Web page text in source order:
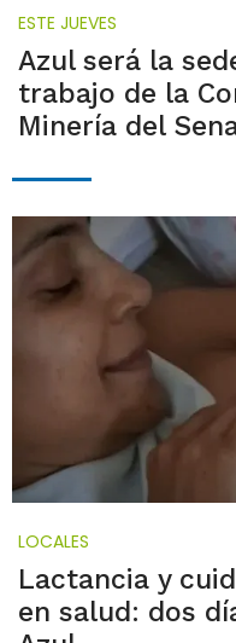
ESTE JUEVES
Azul será la
trabajo de la
Minería del
LOCALES
Lactancia y
en salud: dos